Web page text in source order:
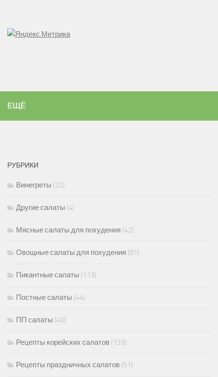
ЕЩЁ
РУБРИКИ
Винегреты (22)
Другие салаты (4)
Мясные салаты для похудения (42)
Овощные салаты для похудения (81)
Пикантные салаты (113)
Постные салаты (44)
ПП салаты (40)
Рецепты корейских салатов (133)
Рецепты праздничных салатов (51)